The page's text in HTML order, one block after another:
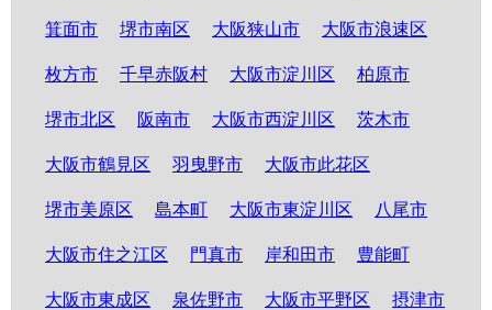
箕面市 堺市南区 大阪狭山市 大阪市浪速区
枚方市 千早赤阪村 大阪市淀川区 柏原市
堺市北区 阪南市 大阪市西淀川区 茨木市
大阪市鶴見区 羽曳野市 大阪市此花区
堺市美原区 島本町 大阪市東淀川区 八尾市
大阪市住之江区 門真市 岸和田市 豊能町
大阪市東成区 泉佐野市 大阪市平野区 摂津市